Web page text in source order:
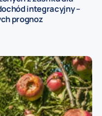
integracyjny –
prognoz